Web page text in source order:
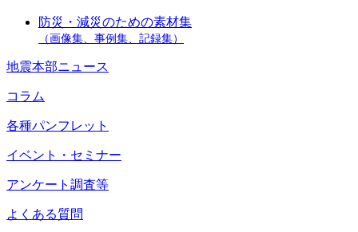
防災・減災のための素材集
（画像集、事例集、記録集）
地震本部ニュース
コラム
各種パンフレット
イベント・セミナー
アンケート調査等
よくある質問